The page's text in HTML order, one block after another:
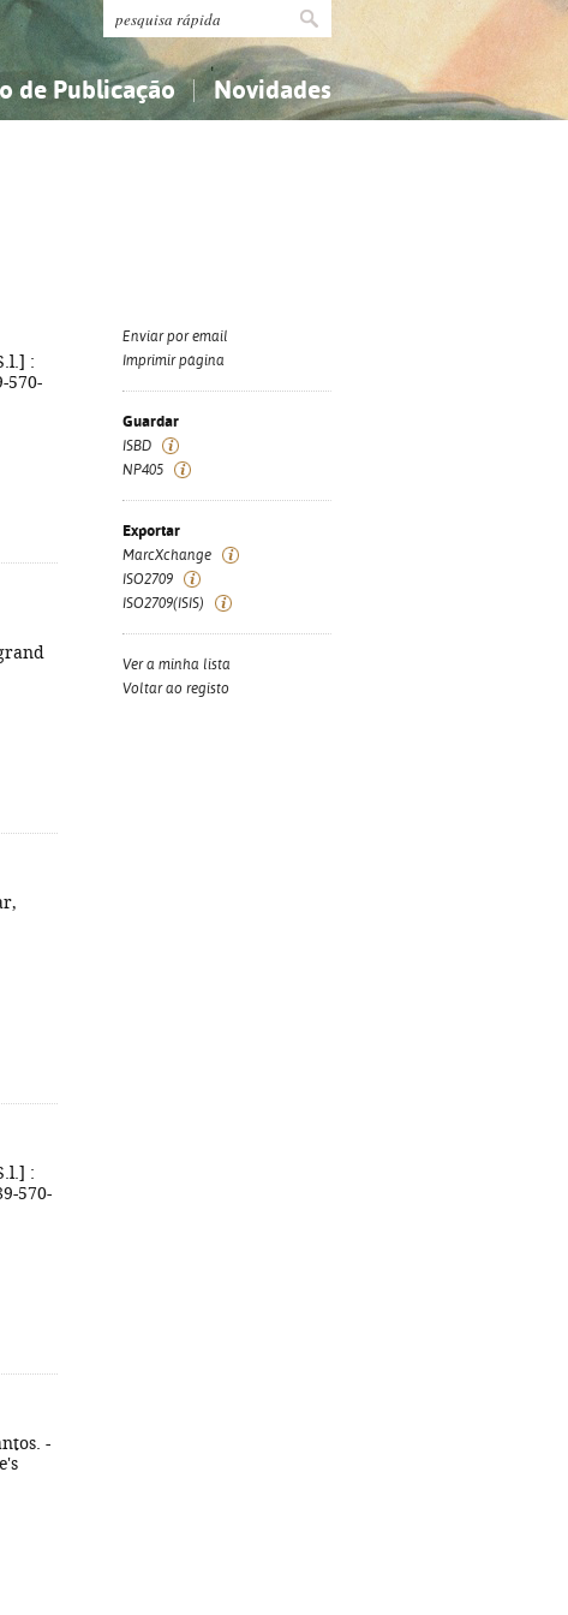
de Publicação Novidades
:
570-
:
570-
-
Enviar por email
Imprimir página
Guardar
ISBD
NP405
Exportar
MarcXchange
ISO2709
ISO2709(ISIS)
Ver a minha lista
Voltar ao registo